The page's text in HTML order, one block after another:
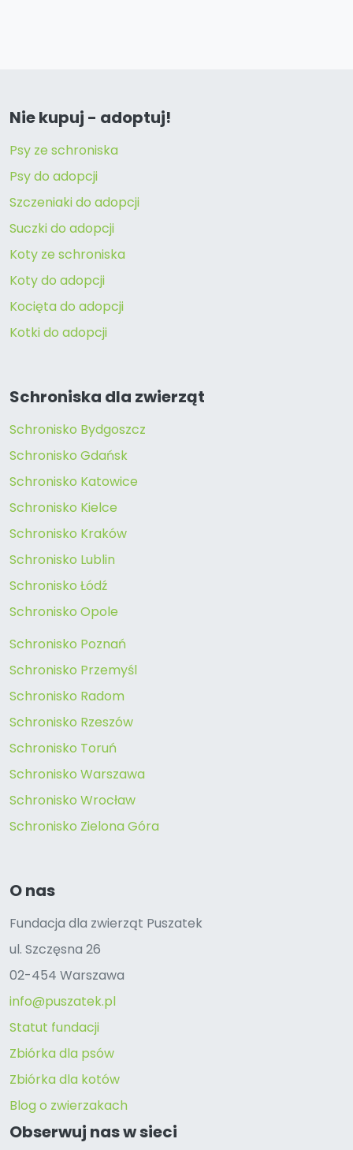
Nie kupuj - adoptuj!
Psy ze schroniska
Psy do adopcji
Szczeniaki do adopcji
Suczki do adopcji
Koty ze schroniska
Koty do adopcji
Kocięta do adopcji
Kotki do adopcji
Schroniska dla zwierząt
Schronisko Bydgoszcz
Schronisko Gdańsk
Schronisko Katowice
Schronisko Kielce
Schronisko Kraków
Schronisko Lublin
Schronisko Łódź
Schronisko Opole
Schronisko Poznań
Schronisko Przemyśl
Schronisko Radom
Schronisko Rzeszów
Schronisko Toruń
Schronisko Warszawa
Schronisko Wrocław
Schronisko Zielona Góra
O nas
Fundacja dla zwierząt Puszatek
ul. Szczęsna 26
02-454 Warszawa
info@puszatek.pl
Statut fundacji
Zbiórka dla psów
Zbiórka dla kotów
Blog o zwierzakach
Obserwuj nas w sieci